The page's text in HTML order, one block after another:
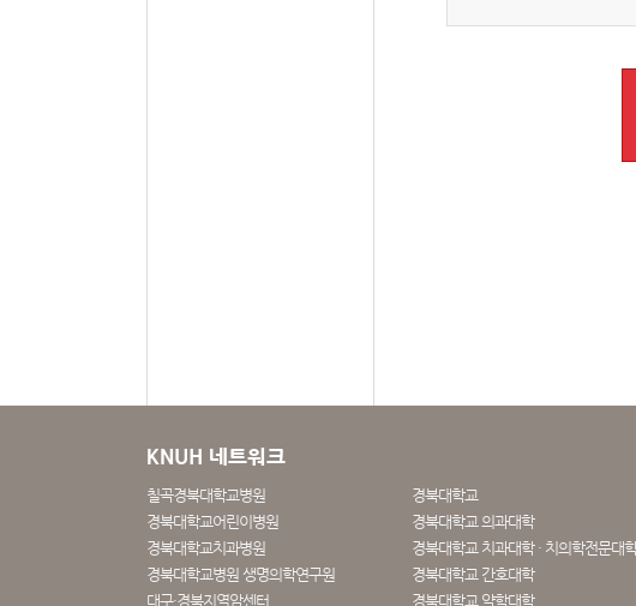
KNUH 네트워크
칠곡경북대학교병원
경북대학교
경북대학교어린이병원
경북대학교 의과대학
경북대학교치과병원
경북대학교 치과대학 · 치의학전문대
경북대학교병원 생명의학연구원
경북대학교 간호대학
대구·경북지역암센터
경북대학교 약학대학